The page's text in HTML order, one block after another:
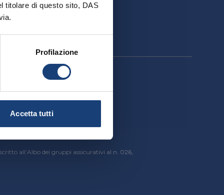
titolare di questo sito, DAS
Profilazione
Accetta tutti
all’Albo dei gruppi assicurativi al n. 026,